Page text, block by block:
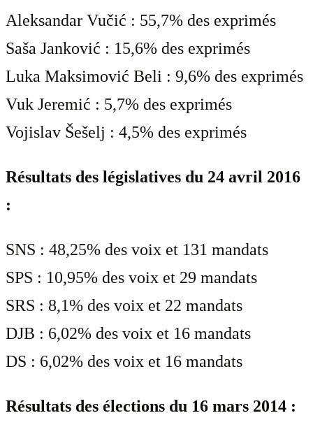
Aleksandar Vučić : 55,7% des exprimés
Saša Janković : 15,6% des exprimés
Luka Maksimović Beli : 9,6% des exprimés
Vuk Jeremić : 5,7% des exprimés
Vojislav Šešelj : 4,5% des exprimés
Résultats des législatives du 24 avril 2016
:
SNS : 48,25% des voix et 131 mandats
SPS : 10,95% des voix et 29 mandats
SRS : 8,1% des voix et 22 mandats
DJB : 6,02% des voix et 16 mandats
DS : 6,02% des voix et 16 mandats
Résultats des élections du 16 mars 2014 :